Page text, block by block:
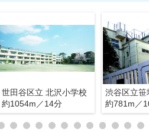
世田谷区立 北沢小学校
約1054m／14分
渋谷区立笹
約781m／